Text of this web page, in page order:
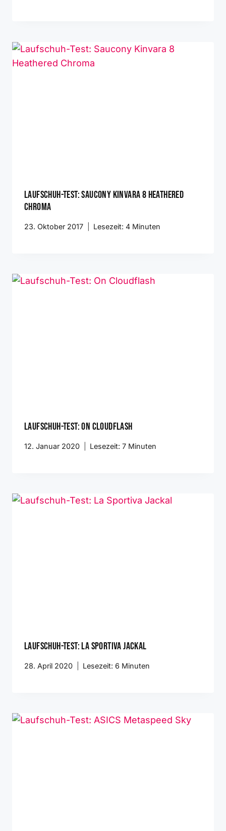
Laufschuh-Test: Saucony Kinvara 8 Heathered
Chroma
23. Oktober 2017 Lesezeit: 4 Minuten
Laufschuh-Test: On Cloudflash
12. Januar 2020 Lesezeit: 7 Minuten
Laufschuh-Test: La Sportiva Jackal
28. April 2020 Lesezeit: 6 Minuten